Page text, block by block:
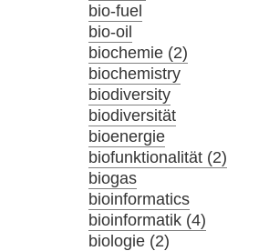
bio-fuel
bio-oil
biochemie (2)
biochemistry
biodiversity
biodiversität
bioenergie
biofunktionalität (2)
biogas
bioinformatics
bioinformatik (4)
biologie (2)